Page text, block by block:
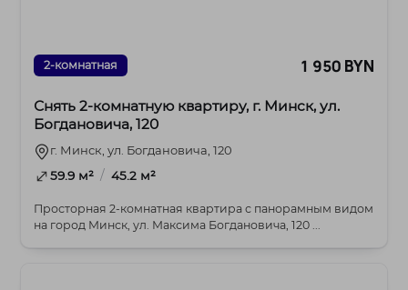
2-комнатная 1 950 BYN
Снять 2-комнатную квартиру, г. Минск, ул.
Богдановича, 120
г. Минск, ул. Богдановича, 120
59.9 м² / 45.2 м²
Просторная 2-комнатная квартира с панорамным видом
на город Минск, ул. Максима Богдановича, 120 ...